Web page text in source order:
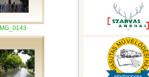
IMG_0143